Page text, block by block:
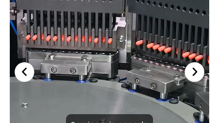
Seminare in capsule